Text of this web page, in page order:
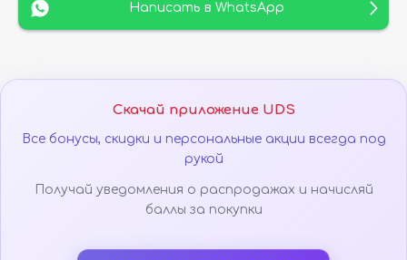
Написать в WhatsApp
Скачай приложение UDS
Все бонусы, скидки и персональные акции всегда под
рукой
Получай уведомления о распродажах и начисляй
баллы за покупки